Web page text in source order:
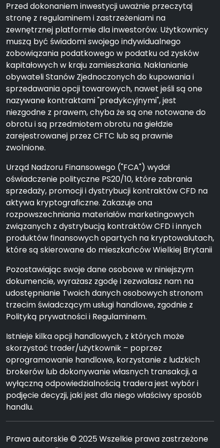
Przed dokonaniem inwestycji uważnie przeczytaj
stronę z regulaminem i zastrzeżeniami na
zewnętrznej platformie dla inwestorów. Użytkownicy
muszą być świadomi swojego indywidualnego
zobowiązania podatkowego w podatku od zysków
kapitałowych w kraju zamieszkania. Nakłanianie
obywateli Stanów Zjednoczonych do kupowania i
sprzedawania opcji towarowych, nawet jeśli są one
nazywane kontraktami "predykcyjnymi", jest
niezgodne z prawem, chyba że są one notowane do
obrotu i są przedmiotem obrotu na giełdzie
zarejestrowanej przez CFTC lub są prawnie
zwolnione.
Urząd Nadzoru Finansowego ("FCA") wydał
oświadczenie polityczne PS20/10, które zabrania
sprzedaży, promocji i dystrybucji kontraktów CFD na
aktywa kryptograficzne. Zakazuje ona
rozpowszechniania materiałów marketingowych
związanych z dystrybucją kontraktów CFD i innych
produktów finansowych opartych na kryptowalutach,
które są skierowane do mieszkańców Wielkiej Brytanii
Pozostawiając swoje dane osobowe w niniejszym
dokumencie, wyrażasz zgodę i zezwalasz nam na
udostępnianie Twoich danych osobowych stronom
trzecim świadczącym usługi handlowe, zgodnie z
Polityką prywatności i Regulaminem.
Istnieje kilka opcji handlowych, z których może
skorzystać trader/użytkownik – poprzez
oprogramowanie handlowe, korzystanie z ludzkich
brokerów lub dokonywanie własnych transakcji, a
wyłączną odpowiedzialnością tradera jest wybór i
podjęcie decyzji, jaki jest dla niego właściwy sposób
handlu.
Prawa autorskie © 2025 Wszelkie prawa zastrzeżone